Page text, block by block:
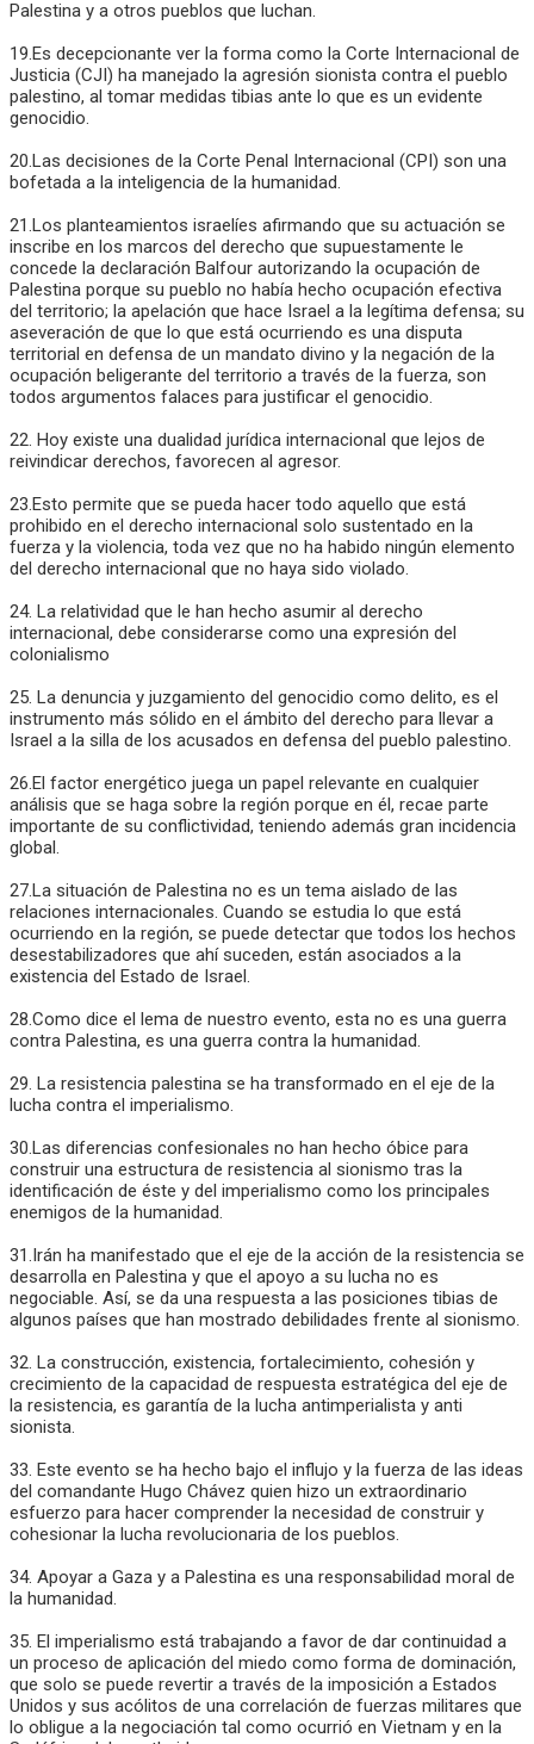
Palestina y a otros pueblos que luchan.
19.Es decepcionante ver la forma como la Corte Internacional de
Justicia (CJI) ha manejado la agresión sionista contra el pueblo
palestino, al tomar medidas tibias ante lo que es un evidente
genocidio.
20.Las decisiones de la Corte Penal Internacional (CPI) son una
bofetada a la inteligencia de la humanidad.
21.Los planteamientos israelíes afirmando que su actuación se
inscribe en los marcos del derecho que supuestamente le
concede la declaración Balfour autorizando la ocupación de
Palestina porque su pueblo no había hecho ocupación efectiva
del territorio; la apelación que hace Israel a la legítima defensa; su
aseveración de que lo que está ocurriendo es una disputa
territorial en defensa de un mandato divino y la negación de la
ocupación beligerante del territorio a través de la fuerza, son
todos argumentos falaces para justificar el genocidio.
22. Hoy existe una dualidad jurídica internacional que lejos de
reivindicar derechos, favorecen al agresor.
23.Esto permite que se pueda hacer todo aquello que está
prohibido en el derecho internacional solo sustentado en la
fuerza y la violencia, toda vez que no ha habido ningún elemento
del derecho internacional que no haya sido violado.
24. La relatividad que le han hecho asumir al derecho
internacional, debe considerarse como una expresión del
colonialismo
25. La denuncia y juzgamiento del genocidio como delito, es el
instrumento más sólido en el ámbito del derecho para llevar a
Israel a la silla de los acusados en defensa del pueblo palestino.
26.El factor energético juega un papel relevante en cualquier
análisis que se haga sobre la región porque en él, recae parte
importante de su conflictividad, teniendo además gran incidencia
global.
27.La situación de Palestina no es un tema aislado de las
relaciones internacionales. Cuando se estudia lo que está
ocurriendo en la región, se puede detectar que todos los hechos
desestabilizadores que ahí suceden, están asociados a la
existencia del Estado de Israel.
28.Como dice el lema de nuestro evento, esta no es una guerra
contra Palestina, es una guerra contra la humanidad.
29. La resistencia palestina se ha transformado en el eje de la
lucha contra el imperialismo.
30.Las diferencias confesionales no han hecho óbice para
construir una estructura de resistencia al sionismo tras la
identificación de éste y del imperialismo como los principales
enemigos de la humanidad.
31.Irán ha manifestado que el eje de la acción de la resistencia se
desarrolla en Palestina y que el apoyo a su lucha no es
negociable. Así, se da una respuesta a las posiciones tibias de
algunos países que han mostrado debilidades frente al sionismo.
32. La construcción, existencia, fortalecimiento, cohesión y
crecimiento de la capacidad de respuesta estratégica del eje de
la resistencia, es garantía de la lucha antimperialista y anti
sionista.
33. Este evento se ha hecho bajo el influjo y la fuerza de las ideas
del comandante Hugo Chávez quien hizo un extraordinario
esfuerzo para hacer comprender la necesidad de construir y
cohesionar la lucha revolucionaria de los pueblos.
34. Apoyar a Gaza y a Palestina es una responsabilidad moral de
la humanidad.
35. El imperialismo está trabajando a favor de dar continuidad a
un proceso de aplicación del miedo como forma de dominación,
que solo se puede revertir a través de la imposición a Estados
Unidos y sus acólitos de una correlación de fuerzas militares que
lo obligue a la negociación tal como ocurrió en Vietnam y en la